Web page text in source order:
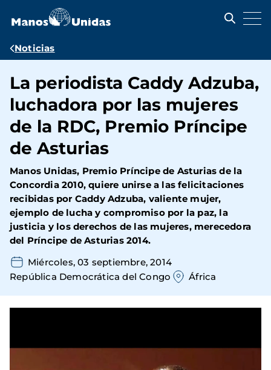
contenido
Ruta
navegación
Noticias
La periodista Caddy Adzuba,
luchadora por las mujeres
de la RDC, Premio Príncipe
de Asturias
Manos Unidas, Premio Príncipe de Asturias de la
Concordia 2010, quiere unirse a las felicitaciones
recibidas por Caddy Adzuba, valiente mujer,
ejemplo de lucha y compromiso por la paz, la
justicia y los derechos de las mujeres, merecedora
del Príncipe de Asturias 2014.
Miércoles, 03 septiembre, 2014
República Democrática del Congo
África